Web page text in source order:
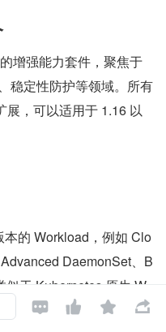
增强能力套件，聚焦于
稳定性防护等领域。所有
展，可以适用于 1.16 以
的 Workload，例如 Clo
DaemonSet、B
似于 Kubernetes 原生 W
原地升级、可配置的扩缩
   